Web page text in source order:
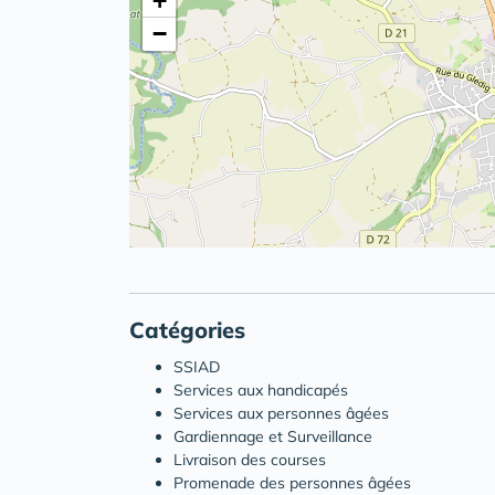
−
Catégories
SSIAD
Services aux handicapés
Services aux personnes âgées
Gardiennage et Surveillance
Livraison des courses
Promenade des personnes âgées